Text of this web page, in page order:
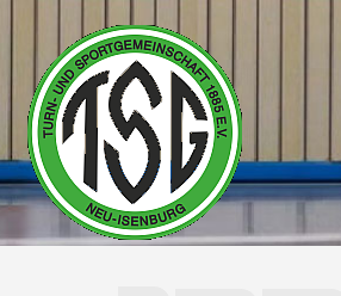
content